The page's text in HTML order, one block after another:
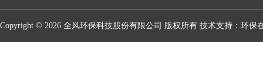
Copyright © 2026 全风环保科技股份有限公司 版权所有 技术支持： 环保